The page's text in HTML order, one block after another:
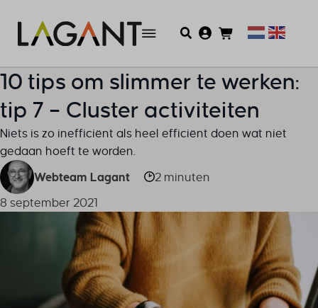
10 tips om slimmer te werken:
tip 7 – Cluster activiteiten
Niets is zo inefficiënt als heel efficiënt doen wat niet
gedaan hoeft te worden.
Webteam Lagant
2 minuten
8 september 2021